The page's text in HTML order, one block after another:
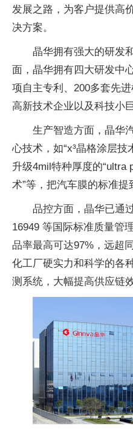
发展之路，为客户提供高
决方案。
晶华拥有强大的研发
面，晶华拥有四大研发中
项自主专利、200多套先
高新技术企业以及科技小
生产智造方面，晶华
心技术，如“x³晶格涂层技
升级4mil特种厚度的“ultra
术”等，把汽车膜的标准提
品控方面，晶华已通
16949 等国际标准质量管
品率最高可达97%，远超
化工厂硬实力和科学的各
测系统，大幅提高供应链